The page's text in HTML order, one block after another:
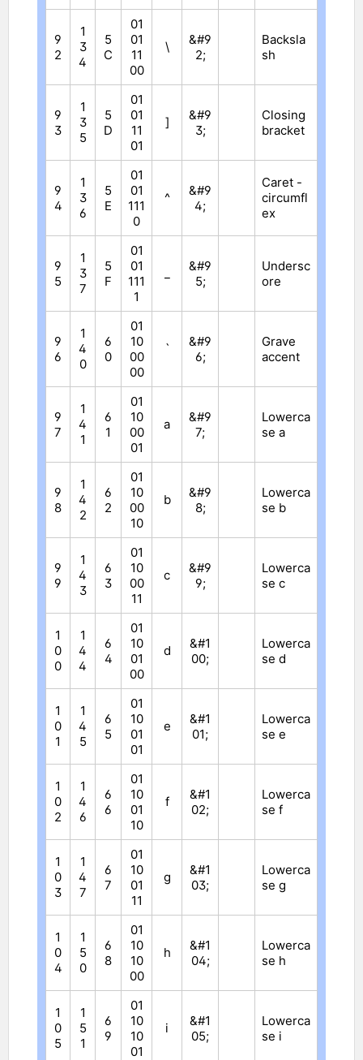
9
2
1
3
4
5
C
01
01
11
00
\
&#9
2;
Backsla
sh
9
3
1
3
5
5
D
01
01
11
01
]
&#9
3;
Closing
bracket
9
4
1
3
6
5
E
01
01
111
0
^
&#9
4;
Caret -
circumfl
ex
9
5
1
3
7
5
F
01
01
111
1
&#9
5;
Undersc
ore
9
6
1
4
0
6
0
01
10
00
00
`
&#9
6;
Grave
accent
9
7
1
4
1
6
1
01
10
00
01
a
&#9
7;
Lowerca
se a
9
8
1
4
2
6
2
01
10
00
10
b
&#9
8;
Lowerca
se b
9
9
1
4
3
6
3
01
10
00
11
c
&#9
9;
Lowerca
se c
1
0
0
1
4
4
6
4
01
10
01
00
d
&#1
00;
Lowerca
se d
1
0
1
1
4
5
6
5
01
10
01
01
e
&#1
01;
Lowerca
se e
1
0
2
1
4
6
6
6
01
10
01
10
f
&#1
02;
Lowerca
se f
1
0
3
1
4
7
6
7
01
10
01
11
g
&#1
03;
Lowerca
se g
1
0
4
1
5
0
6
8
01
10
10
00
h
&#1
04;
Lowerca
se h
1
0
5
1
5
1
6
9
01
10
10
01
i
&#1
05;
Lowerca
se i